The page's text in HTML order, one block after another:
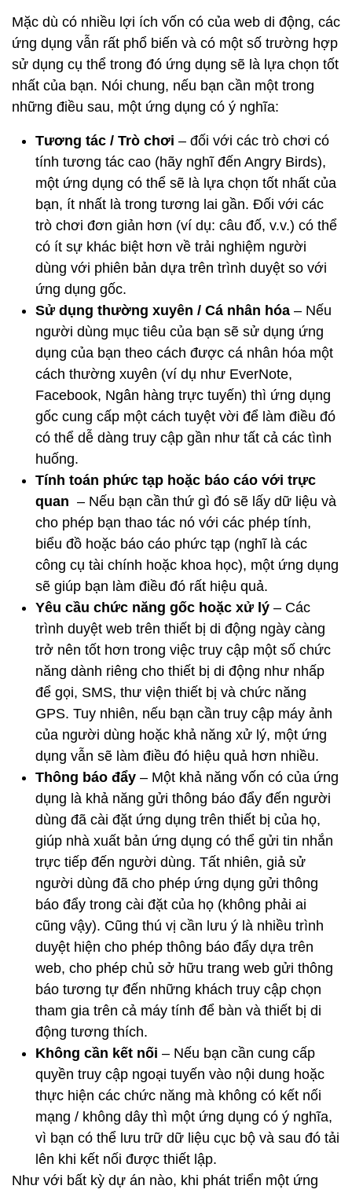
Mặc dù có nhiều lợi ích vốn có của web di động, các
ứng dụng vẫn rất phổ biến và có một số trường hợp
sử dụng cụ thể trong đó ứng dụng sẽ là lựa chọn tốt
nhất của bạn. Nói chung, nếu bạn cần một trong
những điều sau, một ứng dụng có ý nghĩa:
Tương tác / Trò chơi – đối với các trò chơi có
tính tương tác cao (hãy nghĩ đến Angry Birds),
một ứng dụng có thể sẽ là lựa chọn tốt nhất của
bạn, ít nhất là trong tương lai gần. Đối với các
trò chơi đơn giản hơn (ví dụ: câu đố, v.v.) có thể
có ít sự khác biệt hơn về trải nghiệm người
dùng với phiên bản dựa trên trình duyệt so với
ứng dụng gốc.
Sử dụng thường xuyên / Cá nhân hóa – Nếu
người dùng mục tiêu của bạn sẽ sử dụng ứng
dụng của bạn theo cách được cá nhân hóa một
cách thường xuyên (ví dụ như EverNote,
Facebook, Ngân hàng trực tuyến) thì ứng dụng
gốc cung cấp một cách tuyệt vời để làm điều đó
có thể dễ dàng truy cập gần như tất cả các tình
huống.
Tính toán phức tạp hoặc báo cáo với trực
quan – Nếu bạn cần thứ gì đó sẽ lấy dữ liệu và
cho phép bạn thao tác nó với các phép tính,
biểu đồ hoặc báo cáo phức tạp (nghĩ là các
công cụ tài chính hoặc khoa học), một ứng dụng
sẽ giúp bạn làm điều đó rất hiệu quả.
Yêu cầu chức năng gốc hoặc xử lý – Các
trình duyệt web trên thiết bị di động ngày càng
trở nên tốt hơn trong việc truy cập một số chức
năng dành riêng cho thiết bị di động như nhấp
để gọi, SMS, thư viện thiết bị và chức năng
GPS. Tuy nhiên, nếu bạn cần truy cập máy ảnh
của người dùng hoặc khả năng xử lý, một ứng
dụng vẫn sẽ làm điều đó hiệu quả hơn nhiều.
Thông báo đẩy – Một khả năng vốn có của ứng
dụng là khả năng gửi thông báo đẩy đến người
dùng đã cài đặt ứng dụng trên thiết bị của họ,
giúp nhà xuất bản ứng dụng có thể gửi tin nhắn
trực tiếp đến người dùng. Tất nhiên, giả sử
người dùng đã cho phép ứng dụng gửi thông
báo đẩy trong cài đặt của họ (không phải ai
cũng vậy). Cũng thú vị cần lưu ý là nhiều trình
duyệt hiện cho phép thông báo đẩy dựa trên
web, cho phép chủ sở hữu trang web gửi thông
báo tương tự đến những khách truy cập chọn
tham gia trên cả máy tính để bàn và thiết bị di
động tương thích.
Không cần kết nối – Nếu bạn cần cung cấp
quyền truy cập ngoại tuyến vào nội dung hoặc
thực hiện các chức năng mà không có kết nối
mạng / không dây thì một ứng dụng có ý nghĩa,
vì bạn có thể lưu trữ dữ liệu cục bộ và sau đó tải
lên khi kết nối được thiết lập.
Như với bất kỳ dự án nào, khi phát triển một ứng